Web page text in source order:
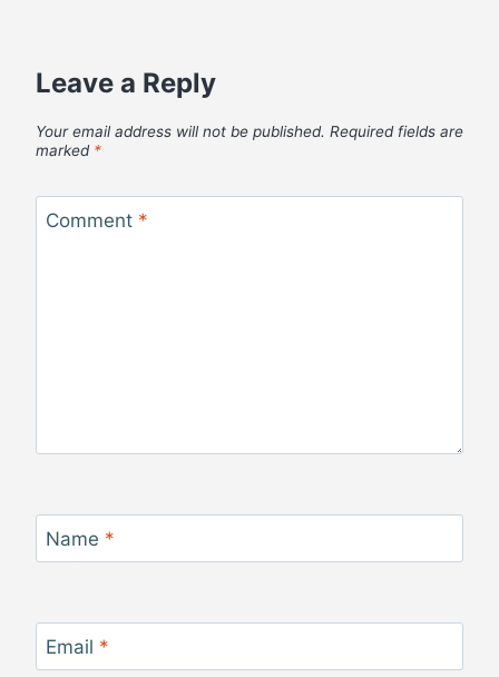
Leave a Reply
Your email address will not be published. Required fields are
marked *
Comment *
Name *
Email *